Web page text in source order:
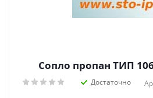
Сопло пропан ТИП
Достаточно